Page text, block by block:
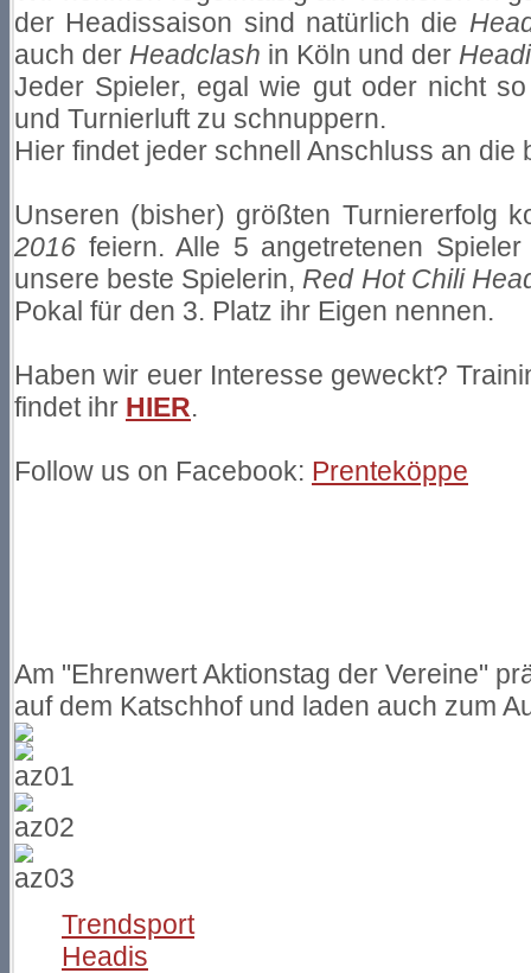
der Headissaison sind natürlich die
auch der Headclash in Köln und der
Jeder Spieler, egal wie gut oder nicht
und Turnierluft zu schnuppern.
Hier findet jeder schnell Anschluss an die
Unseren (bisher) größten Turniererfolg
2016 feiern. Alle 5 angetretenen
unsere beste Spielerin, Red Hot Chili
Pokal für den 3. Platz ihr Eigen nennen.
Haben wir euer Interesse geweckt?
findet ihr HIER.
Follow us on Facebook: Prenteköppe
Am "Ehrenwert Aktionstag der Vereine"
auf dem Katschhof und laden auch zum
Trendsport
Headis